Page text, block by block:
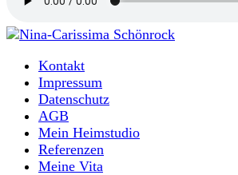
Nina-Carissima
Moderatorin und Sprecherin
Kontakt
Impressum
Datenschutz
AGB
Mein Heimstudio
Referenzen
Meine Vita